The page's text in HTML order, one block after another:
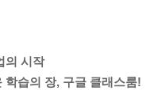
의 시작
학습의 장, 구글 클래스룸!